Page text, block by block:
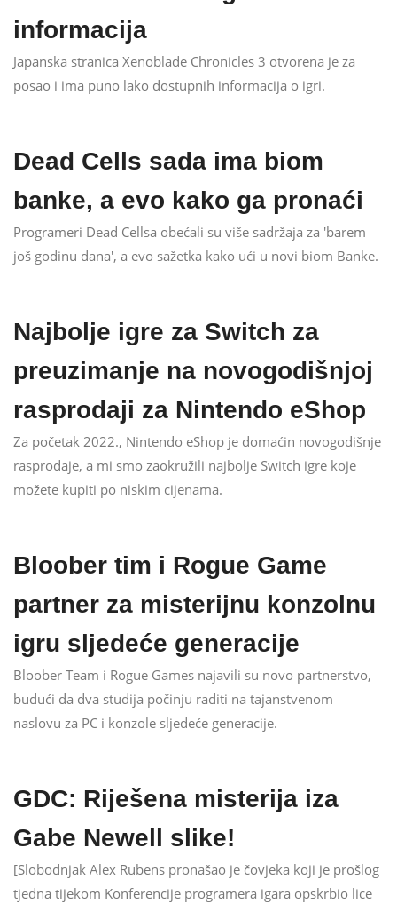
informacija
Japanska stranica Xenoblade Chronicles 3 otvorena je za
posao i ima puno lako dostupnih informacija o igri.
Dead Cells sada ima biom
banke, a evo kako ga pronaći
Programeri Dead Cellsa obećali su više sadržaja za 'barem
još godinu dana', a evo sažetka kako ući u novi biom Banke.
Najbolje igre za Switch za
preuzimanje na novogodišnjoj
rasprodaji za Nintendo eShop
Za početak 2022., Nintendo eShop je domaćin novogodišnje
rasprodaje, a mi smo zaokružili najbolje Switch igre koje
možete kupiti po niskim cijenama.
Bloober tim i Rogue Game
partner za misterijnu konzolnu
igru ​​sljedeće generacije
Bloober Team i Rogue Games najavili su novo partnerstvo,
budući da dva studija počinju raditi na tajanstvenom
naslovu za PC i konzole sljedeće generacije.
GDC: Riješena misterija iza
Gabe Newell slike!
[Slobodnjak Alex Rubens pronašao je čovjeka koji je prošlog
tjedna tijekom Konferencije programera igara opskrbio lice